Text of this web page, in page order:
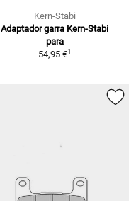
Kern-Stabi
Adaptador garra Kern-Stabi
para
54,95 €1